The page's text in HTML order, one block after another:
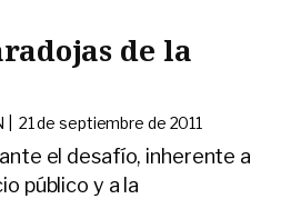
de la
| 21 de septiembre de 2011
el desafío, inherente a
público y a la